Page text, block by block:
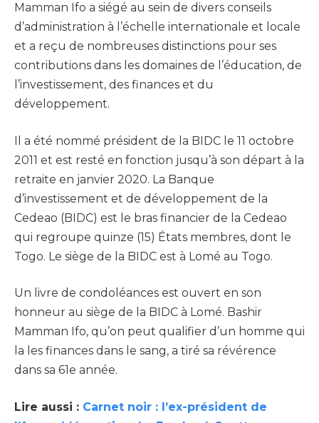
Mamman Ifo a siégé au sein de divers conseils
d’administration à l’échelle internationale et locale
et a reçu de nombreuses distinctions pour ses
contributions dans les domaines de l’éducation, de
l’investissement, des finances et du
développement.
Il a été nommé président de la BIDC le 11 octobre
2011 et est resté en fonction jusqu’à son départ à la
retraite en janvier 2020. La Banque
d’investissement et de développement de la
Cedeao (BIDC) est le bras financier de la Cedeao
qui regroupe quinze (15) États membres, dont le
Togo. Le siège de la BIDC est à Lomé au Togo.
Un livre de condoléances est ouvert en son
honneur au siège de la BIDC à Lomé. Bashir
Mamman Ifo, qu’on peut qualifier d’un homme qui
la les finances dans le sang, a tiré sa révérence
dans sa 61e année.
Lire aussi : Carnet noir : l’ex-président de